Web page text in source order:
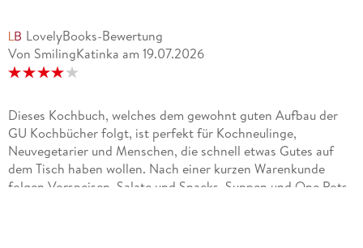
LovelyBooks-Bewertung
Von SmilingKatinka am 19.07.2026
Dieses Kochbuch, welches dem gewohnt guten Aufbau der
GU Kochbücher folgt, ist perfekt für Kochneulinge,
Neuvegetarier und Menschen, die schnell etwas Gutes auf
dem Tisch haben wollen. Nach einer kurzen Warenkunde
folgen Vorspeisen, Salate und Snacks, Suppen und One Pots,